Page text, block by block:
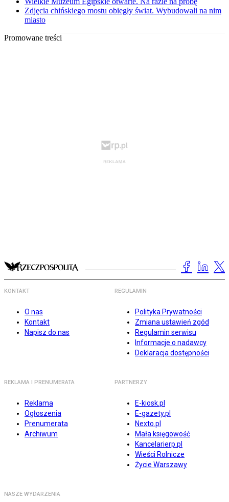
Zdjęcia chińskiego mostu obiegły świat. Wybudowali na nim
miasto
Promowane treści
KONTAKT
O nas
Kontakt
Napisz do nas
REGULAMIN
Polityka Prywatności
Zmiana ustawień zgód
Regulamin serwisu
Informacje o nadawcy
Deklaracja dostępności
REKLAMA I PRENUMERATA
Reklama
Ogłoszenia
Prenumerata
Archiwum
PARTNERZY
E-kiosk.pl
E-gazety.pl
Nexto.pl
Mała księgowość
Kancelarierp.pl
Wieści Rolnicze
Życie Warszawy
NASZE WYDARZENIA